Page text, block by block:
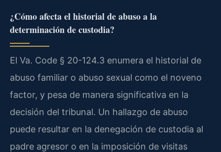
¿Cómo afecta el historial de abuso a la
determinación de custodia?
El Va. Code § 20-124.3 enumera el historial de
abuso familiar o abuso sexual como el noveno
factor, y pesa de manera significativa en la
decisión del tribunal. Un hallazgo de abuso
puede resultar en la denegación de custodia al
padre agresor o en la imposición de visitas